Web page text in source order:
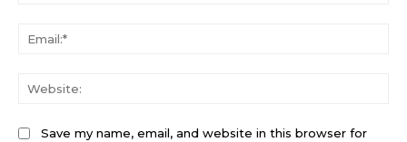
Save my name, email, and website in this browser for